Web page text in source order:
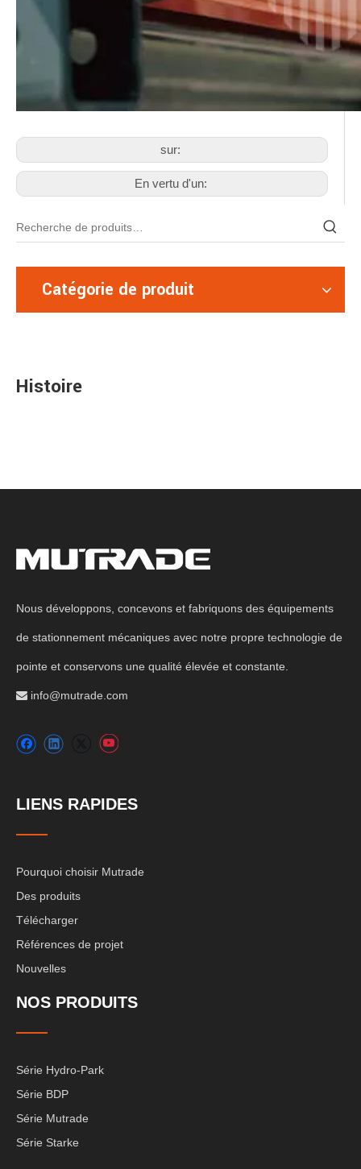
sur:
En vertu d'un:
Catégorie de produit
Histoire
Nous développons, concevons et fabriquons des équipements
de stationnement mécaniques avec notre propre technologie de
pointe et conservons une qualité élevée et constante.
 info@mutrade.com
LIENS RAPIDES
Pourquoi choisir Mutrade
Des produits
Télécharger
Références de projet
Nouvelles
NOS PRODUITS
Série Hydro-Park
Série BDP
Série Mutrade
Série Starke